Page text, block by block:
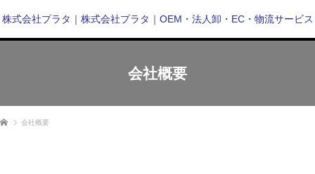
株式会社プラタ｜株式会社プラタ｜OEM・法人卸・EC・物流サービス
会社概要
ホーム 会社概要